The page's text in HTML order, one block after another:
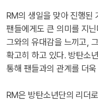
RM의 생일을 맞아 진행된
팬들에게도 큰 의미를 지
그와의 유대감을 느끼고,
확고히 하고 있다. 방탄소
통해 팬들과의 관계를 더
RM은 방탄소년단의 리더